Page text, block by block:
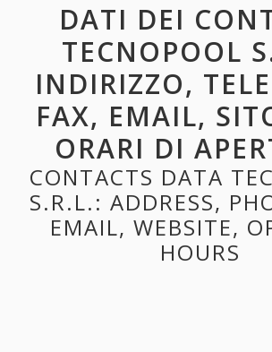
DATI DEI
TECNOPOOL
INDIRIZZO,
FAX, EMAIL,
ORARI DI
CONTACTS DATA
S.R.L.: ADDRESS,
EMAIL, WEBSITE,
HOURS